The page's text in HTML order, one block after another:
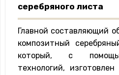
серебряного листа
Главной составляющий
композитный
который, с
технологий,